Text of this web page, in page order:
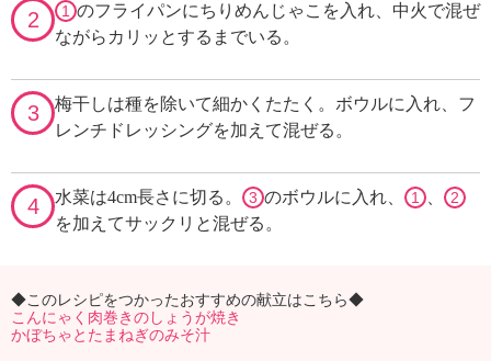
2 1 のフライパンにちりめんじゃこを入れ、中火で混ぜ
ながらカリッとするまでいる。
3
梅干しは種を除いて細かくたたく。ボウルに入れ、フ
レンチドレッシングを加えて混ぜる。
4 水菜は4cm長さに切る。 3 のボウルに入れ、 1 2
を加えてサックリと混ぜる。
◆このレシピをつかったおすすめの献立はこちら◆
こんにゃく肉巻きのしょうが焼き
かぼちゃとたまねぎのみそ汁